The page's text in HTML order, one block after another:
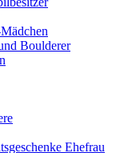
Boulderer
Ehefrau